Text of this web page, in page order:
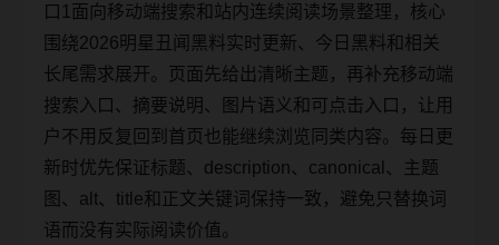
口1面向移动端搜索和站内连续阅读场景整理，核心
围绕2026明星丑闻黑料实时更新、今日黑料和相关
长尾需求展开。页面先给出清晰主题，再补充移动端
搜索入口、摘要说明、图片语义和可点击入口，让用
户不用反复回到首页也能继续浏览同类内容。每日更
新时优先保证标题、description、canonical、主题
图、alt、title和正文关键词保持一致，避免只替换词
语而没有实际阅读价值。